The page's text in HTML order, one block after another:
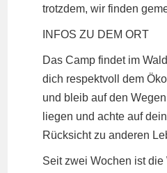
trotzdem, wir finden
INFOS ZU DEM ORT
Das Camp findet im
dich respektvoll dem
und bleib auf den
liegen und achte auf
Rücksicht zu anderen
Seit zwei Wochen ist die